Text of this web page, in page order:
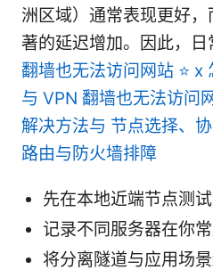
洲区域）通常表现更好
著的延迟增加。因此，日
翻墙也无法访问网站 ⭐
与 VPN 翻墙也无法访问
解决方法与 节点选择、
路由与防火墙排障
先在本地近端节点测试
记录不同服务器在你常
将分离隧道与应用场